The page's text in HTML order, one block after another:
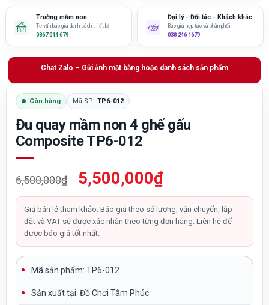
Trường mầm non
Tư vấn báo giá danh sách thiết bị
0867 011 679
Đại lý - Đối tác - Khách khác
Báo giá hợp tác và phân phối
038 246 1679
Chat Zalo – Gửi ảnh mặt bằng hoặc danh sách sản phẩm
Còn hàng Mã SP: TP6-012
Đu quay mầm non 4 ghế gấu
Composite TP6-012
6,500,000₫
Giá
gốc
là:
6,500,000₫.
5,500,000₫Giá
hiện
tại
là:
5,500,000₫.
Giá bán lẻ tham khảo. Báo giá theo số lượng, vận chuyển, lắp
đặt và VAT sẽ được xác nhận theo từng đơn hàng. Liên hệ để
được báo giá tốt nhất.
Mã sản phẩm: TP6-012
Sản xuất tại: Đồ Chơi Tâm Phúc